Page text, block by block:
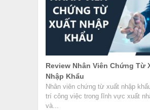
Review Nhân Viên Chứng Từ
Nhập Khẩu
Nhân viên chứng từ xuất nhập
trí công việc trong lĩnh vực xuất
và...